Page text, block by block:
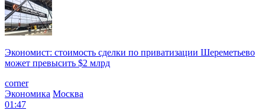
Экономист: стоимость сделки по приватизации Шереметьево
может превысить $2 млрд
corner
Экономика Москва
01:47